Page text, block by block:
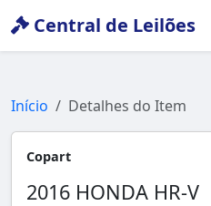
Central de Leilões
Início Detalhes do Item
Copart
2016 HONDA HR-V